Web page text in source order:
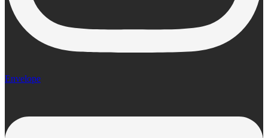
Envelope